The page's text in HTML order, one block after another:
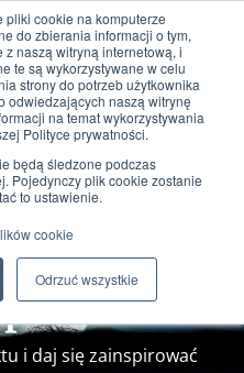
pliki cookie na komputerze
do zbierania informacji o tym,
naszą witryną internetową, i
te są wykorzystywane w celu
strony do potrzeb użytkownika
odwiedzających naszą witrynę
na temat wykorzystywania
Polityce prywatności.
będą śledzone podczas
Pojedynczy plik cookie zostanie
to ustawienie.
cookie
Odrzuć wszystkie
produktu
i daj się zainspirować